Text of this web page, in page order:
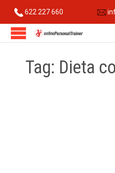
622 227 660
Tag: Dieta